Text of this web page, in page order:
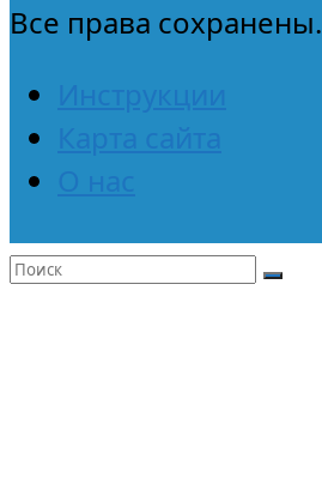
Все права сохранены.
Инструкции
Карта сайта
О нас